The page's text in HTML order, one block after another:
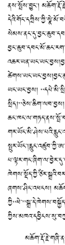
ནས་སྤོས་བྱུང་།
ཡང་ཡང་བྱས།
ཞགས་ཤིང་འཕངས།